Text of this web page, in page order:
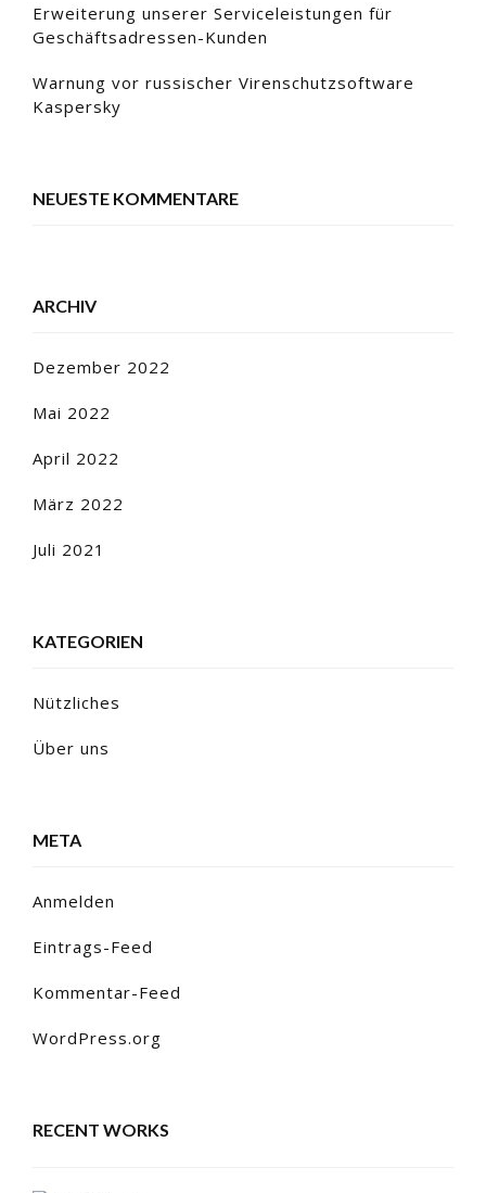
Erweiterung unserer Serviceleistungen für
Geschäftsadressen-Kunden
Warnung vor russischer Virenschutzsoftware
Kaspersky
NEUESTE KOMMENTARE
ARCHIV
Dezember 2022
Mai 2022
April 2022
März 2022
Juli 2021
KATEGORIEN
Nützliches
Über uns
META
Anmelden
Eintrags-Feed
Kommentar-Feed
WordPress.org
RECENT WORKS